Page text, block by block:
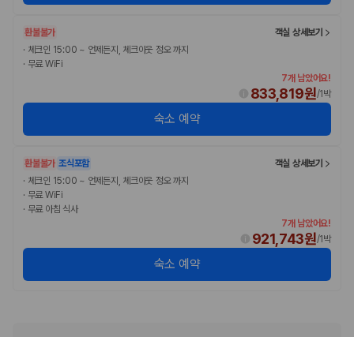
환불불가
객실 상세보기
· 체크인 15:00 ~ 언제든지, 체크아웃 정오 까지
· 무료 WiFi
7개 남았어요!
833,819원/1박
숙소 예약
환불불가 조식포함
객실 상세보기
· 체크인 15:00 ~ 언제든지, 체크아웃 정오 까지
· 무료 WiFi
· 무료 아침 식사
7개 남았어요!
921,743원/1박
숙소 예약